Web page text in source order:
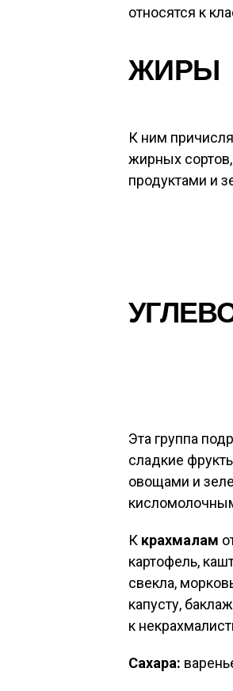
относятся к
ЖИРЫ
К ним
жирных
продуктами и
Эта группа
сладкие
овощами и
К крахмалам
картофель,
свекла,
капусту,
к
Сахара: